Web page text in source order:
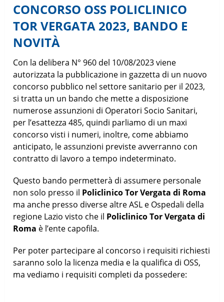
CONCORSO OSS POLICLINICO
TOR VERGATA 2023, BANDO E
NOVITÀ
Con la delibera N° 960 del 10/08/2023 viene
autorizzata la pubblicazione in gazzetta di un nuovo
concorso pubblico nel settore sanitario per il 2023,
si tratta un un bando che mette a disposizione
numerose assunzioni di Operatori Socio Sanitari,
per l’esattezza 485, quindi parliamo di un maxi
concorso visti i numeri, inoltre, come abbiamo
anticipato, le assunzioni previste avverranno con
contratto di lavoro a tempo indeterminato.
Questo bando permetterà di assumere personale
non solo presso il Policlinico Tor Vergatadi Roma
ma anche presso diverse altre ASL e Ospedali della
regione Lazio visto che il Policlinico Tor Vergatadi
Roma è l’ente capofila.
Per poter partecipare al concorso i requisiti richiesti
saranno solo la licenza media e la qualifica di OSS,
ma vediamo i requisiti completi da possedere: